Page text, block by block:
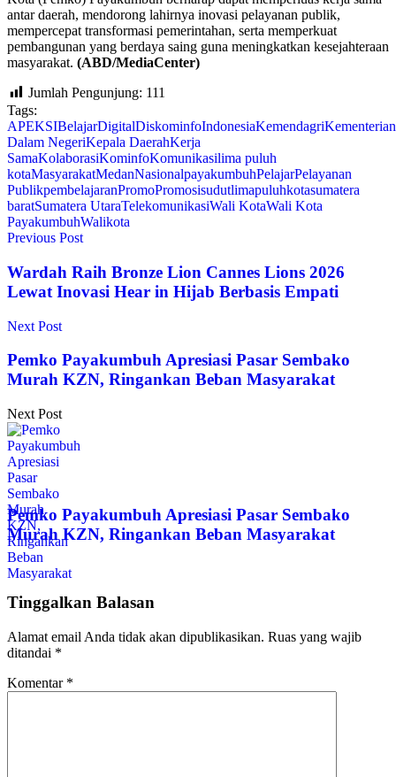
antar daerah, mendorong lahirnya inovasi pelayanan publik,
mempercepat transformasi pemerintahan, serta memperkuat
pembangunan yang berdaya saing guna meningkatkan kesejahteraan
masyarakat. (ABD/MediaCenter)
Jumlah Pengunjung: 111
Tags:
APEKSIBelajarDigitalDiskominfoIndonesiaKemendagriKementerian
Dalam NegeriKepala DaerahKerja
SamaKolaborasiKominfoKomunikasilima puluh
kotaMasyarakatMedanNasionalpayakumbuhPelajarPelayanan
PublikpembelajaranPromoPromosisudutlimapuluhkotasumatera
baratSumatera UtaraTelekomunikasiWali KotaWali Kota
PayakumbuhWalikota
Previous Post
Wardah Raih Bronze Lion Cannes Lions 2026
Lewat Inovasi Hear in Hijab Berbasis Empati
Next Post
Pemko Payakumbuh Apresiasi Pasar Sembako
Murah KZN, Ringankan Beban Masyarakat
Next Post
Pemko Payakumbuh Apresiasi Pasar Sembako
Murah KZN, Ringankan Beban Masyarakat
Tinggalkan Balasan
Alamat email Anda tidak akan dipublikasikan. Ruas yang wajib
ditandai *
Komentar *